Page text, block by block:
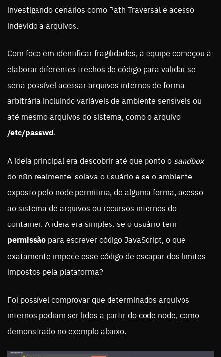
investigando cenários como Path Traversal e acesso
indevido a arquivos.
Com foco em identificar fragilidades, a equipe começou a
elaborar diferentes trechos de código para validar se
seria possível acessar arquivos internos de forma
arbitrária incluindo variáveis de ambiente sensíveis ou
até mesmo arquivos do sistema, como o arquivo
/etc/passwd.
A ideia principal era descobrir até que ponto o sandbox
do n8n realmente isolava o usuário e se o ambiente
exposto pelo node permitiria, de alguma forma, acesso
ao sistema de arquivos ou recursos internos do
container. A ideia era simples: se o usuário tem
permissão para escrever código JavaScript, o que
exatamente impede esse código de escapar dos limites
impostos pela plataforma?
Foi possível comprovar que determinados arquivos
internos podiam ser lidos a partir do code node, como
demonstrado no exemplo abaixo.